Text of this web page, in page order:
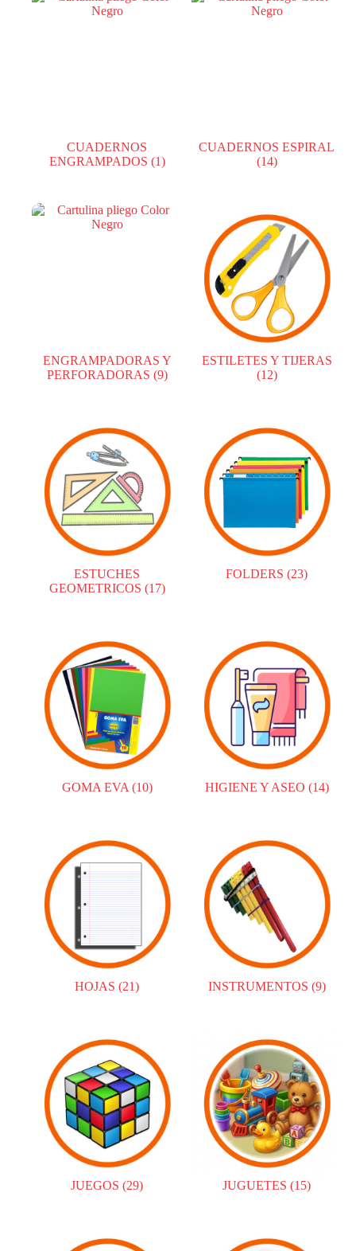
CUADERNOS
ENGRAMPADOS (1)
CUADERNOS ESPIRAL
(14)
ENGRAMPADORAS Y
PERFORADORAS (9)
ESTILETES Y TIJERAS
(12)
ESTUCHES
GEOMETRICOS (17)
FOLDERS(23)
GOMA EVA (10) HIGIENE Y ASEO (14)
HOJAS(21) INSTRUMENTOS (9)
JUEGOS(29) JUGUETES(15)